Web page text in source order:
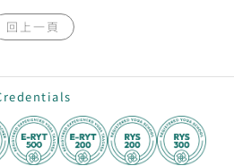
回上一頁